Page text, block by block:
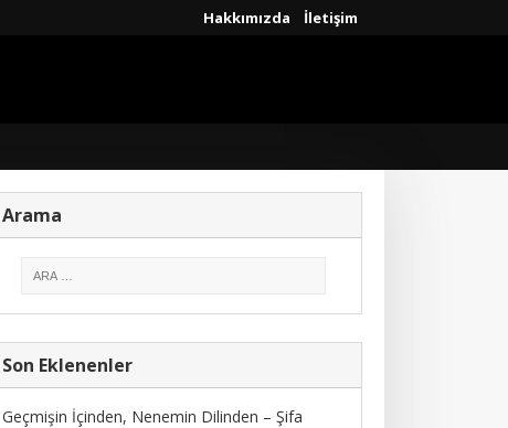
Hakkımızda İletişim
Arama
Son Eklenenler
Geçmişin İçinden, Nenemin Dilinden – Şifa